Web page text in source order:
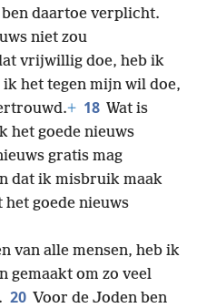
daartoe verplicht.
niet zou
vrijwillig doe, heb ik
het tegen mijn wil doe,
+ 18 Wat is
het goede nieuws
gratis mag
dat ik misbruik maak
het goede nieuws
van alle mensen, heb ik
gemaakt om zo veel
20 Voor de Joden ben